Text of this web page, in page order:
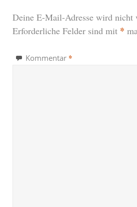
Deine E-Mail-Adresse wird nicht
Erforderliche Felder sind mit *
Kommentar *